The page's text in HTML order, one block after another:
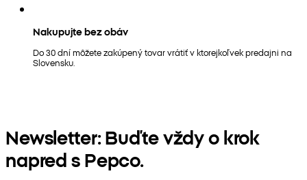
Nakupujte bez obáv
Do 30 dní môžete zakúpený tovar vrátiť v ktorejkoľvek predajni na
Slovensku.
Newsletter: Buďte vždy o krok
napred s Pepco.